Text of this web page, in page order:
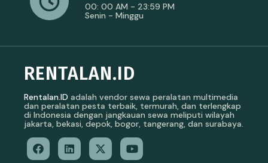
00: 00 AM - 23:59 PM
Senin - Minggu
RENTALAN.ID
Rentalan.ID adalah vendor sewa peralatan multimedia
dan peralatan pesta terbaik, termurah, dan terlengkap
di Indonesia dengan jangkauan sewa meliputi wilayah
jakarta, bekasi, depok, bogor, tangerang, dan surabaya.